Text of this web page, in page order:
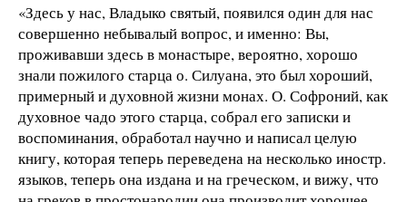
«Здесь у нас, Владыко святый, появился один для нас
совершенно небывалый вопрос, и именно: Вы,
проживавши здесь в монастыре, вероятно, хорошо
знали пожилого старца о. Силуана, это был хороший,
примерный и духовной жизни монах. О. Софроний, как
духовное чадо этого старца, собрал его записки и
воспоминания, обработал научно и написал целую
книгу, которая теперь переведена на несколько иностр.
языков, теперь она издана и на греческом, и вижу, что